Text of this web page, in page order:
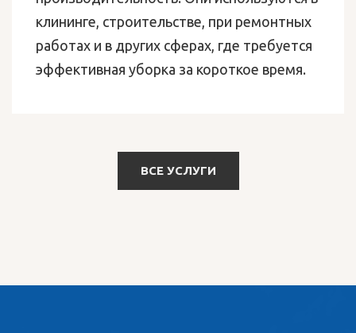
клининге, строительстве, при ремонтных
работах и в других сферах, где требуется
эффективная уборка за короткое время.
ВСЕ УСЛУГИ